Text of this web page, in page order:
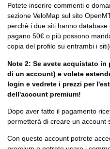
Potete inserire commenti o
sezione VeloMap sul sito
perchè i due siti hanno
pagano 50€ o più possono
copia del profilo su entrambi i
Note 2: Se avete acquistato
di un account) e volete
login e vedrete i prezzi per
dell'account premium!
Dopo aver fatto il pagamento
permetterà di creare un account
Con questo account potrete